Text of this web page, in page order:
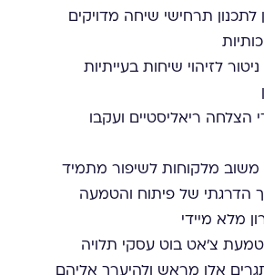
לתכנון תרחישי שיחה מדויקים
לזיהוי שיחות בעייתיות
הצלחה ריאליסטיים ועקבו
משוב מלקוחות לשיפור מתמיד
הדרגתי של פיתוח והטמעה
מלא מיידי
צ'אט בוט עסקי תלויה
אלו מראש ולהיערך אליהם